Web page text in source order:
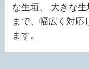
な生垣、 大きな生
まで、幅広く対応
ます。